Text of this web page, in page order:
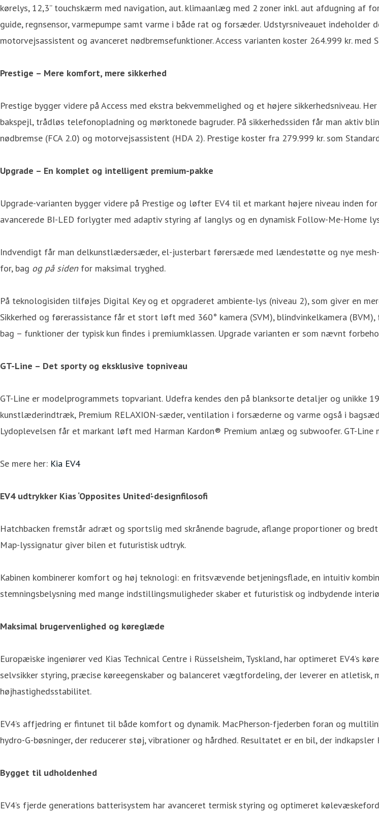
kørelys, 12,3” touchskærm med navigation, aut. klimaanlæg med 2 zoner inkl. aut afdugning af
guide, regnsensor, varmepumpe samt varme i både rat og forsæder. Udstyrsniveauet
motorvejsassistent og avanceret nødbremsefunktioner. Access varianten koster 264.999 kr.
Prestige – Mere komfort, mere sikkerhed
Prestige bygger videre på Access med ekstra bekvemmelighed og et højere sikkerhedsniveau.
bakspejl, trådløs telefonopladning og mørktonede bagruder. På sikkerhedssiden får man aktiv
nødbremse (FCA 2.0) og motorvejsassistent (HDA 2). Prestige koster fra 279.999 kr. som
Upgrade – En komplet og intelligent premium-pakke
Upgrade-varianten bygger videre på Prestige og løfter EV4 til et markant højere niveau inden
avancerede BI-LED forlygter med adaptiv styring af langlys og en dynamisk Follow-Me-Home
Indvendigt får man delkunstlædersæder, el-justerbart førersæde med lændestøtte og nye
for, bag og på sidenfor maksimal tryghed.
På teknologisiden tilføjes Digital Key og et opgraderet ambiente-lys (niveau 2), som giver en
Sikkerhed og førerassistance får et stort løft med 360° kamera (SVM), blindvinkelkamera
bag – funktioner der typisk kun findes i premiumklassen. Upgrade varianten er som nævnt
GT-Line – Det sporty og eksklusive topniveau
GT-Line er modelprogrammets topvariant. Udefra kendes den på blanksorte detaljer og unikke
kunstlæderindtræk, Premium RELAXION-sæder, ventilation i forsæderne og varme også i
Lydoplevelsen får et markant løft med Harman Kardon® Premium anlæg og subwoofer. GT-Line
Se mere her: Kia EV4
EV4 udtrykker Kias ‘Opposites United’-designfilosofi
Hatchbacken fremstår adræt og sportslig med skrånende bagrude, aflange proportioner og
Map-lyssignatur giver bilen et futuristisk udtryk.
Kabinen kombinerer komfort og høj teknologi: en fritsvævende betjeningsflade, en intuitiv
stemningsbelysning med mange indstillingsmuligheder skaber et futuristisk og indbydende
Maksimal brugervenlighed og køreglæde
Europæiske ingeniører ved Kias Technical Centre i Rüsselsheim, Tyskland, har optimeret EV4’s
selvsikker styring, præcise køreegenskaber og balanceret vægtfordeling, der leverer en
højhastighedsstabilitet.
EV4’s affjedring er fintunet til både komfort og dynamik. MacPherson-fjederben foran og
hydro-G-bøsninger, der reducerer støj, vibrationer og hårdhed. Resultatet er en bil, der
Bygget til udholdenhed
EV4’s fjerde generations batterisystem har avanceret termisk styring og optimeret